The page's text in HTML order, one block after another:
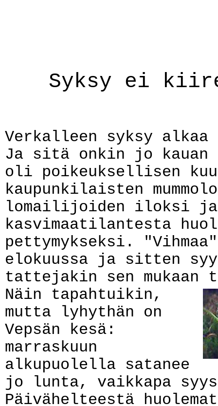
Syksy ei
Verkalleen syksy alkaa
Ja sitä onkin jo kauan
oli poikeuksellisen
kaupunkilaisten
lomailijoiden iloksi
kasvimaatilantesta
pettymykseksi.
elokuussa ja sitten
tattejakin sen mukaan
Näin tapahtuikin,
mutta lyhythän on
Vepsän kesä:
marraskuun
alkupuolella satanee
jo lunta, vaikkapa
Päivähelteestä